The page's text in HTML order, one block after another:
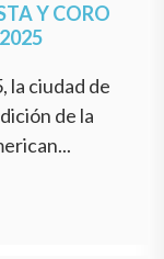
Y CORO
la ciudad de
de la